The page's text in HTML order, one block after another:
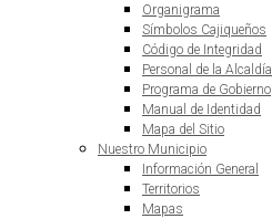
Organigrama
Símbolos Cajiqueños
Código de Integridad
Personal de la Alcaldía
Programa de Gobierno
Manual de Identidad
Mapa del Sitio
Nuestro Municipio
Información General
Territorios
Mapas